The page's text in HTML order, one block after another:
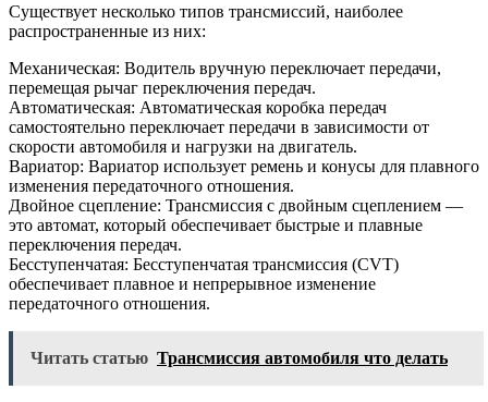
Существует несколько типов трансмиссий, наиболее
распространенные из них:
Механическая: Водитель вручную переключает передачи,
перемещая рычаг переключения передач.
Автоматическая: Автоматическая коробка передач
самостоятельно переключает передачи в зависимости от
скорости автомобиля и нагрузки на двигатель.
Вариатор: Вариатор использует ремень и конусы для плавного
изменения передаточного отношения.
Двойное сцепление: Трансмиссия с двойным сцеплением —
это автомат, который обеспечивает быстрые и плавные
переключения передач.
Бесступенчатая: Бесступенчатая трансмиссия (CVT)
обеспечивает плавное и непрерывное изменение
передаточного отношения.
Читать статью Трансмиссия автомобиля что делать